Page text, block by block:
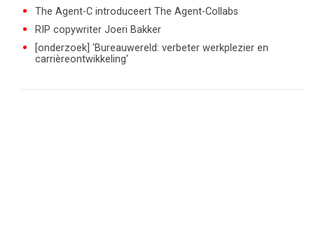
The Agent-C introduceert The Agent-Collabs
RIP copywriter Joeri Bakker
[onderzoek] 'Bureauwereld: verbeter werkplezier en
carrièreontwikkeling'